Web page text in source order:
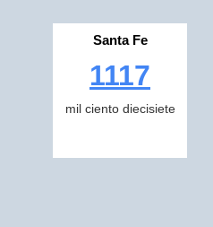
Santa Fe
1117
mil ciento diecisiete